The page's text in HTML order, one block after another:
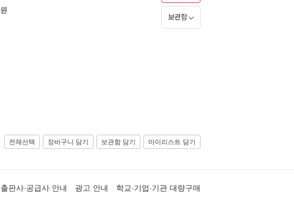
원
보관함
전체선택 장바구니 담기 보관함 담기 마이리스트 담기
출판사·공급사 안내 광고 안내 학교·기업·기관 대량구매